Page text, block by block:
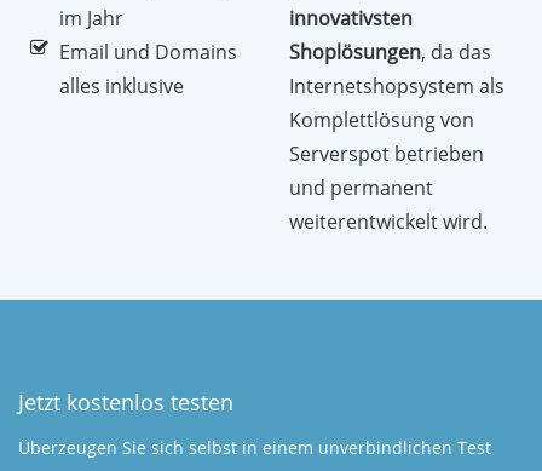
im Jahr
Email und Domains
alles inklusive
innovativsten
Shoplösungen, da das
Internetshopsystem als
Komplettlösung von
Serverspot betrieben
und permanent
weiterentwickelt wird.
Jetzt kostenlos testen
Überzeugen Sie sich selbst in einem unverbindlichen Test